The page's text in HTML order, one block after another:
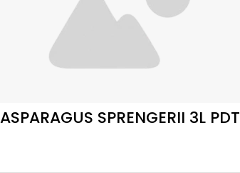
ASPARAGUS SPRENGERII 3L PDT